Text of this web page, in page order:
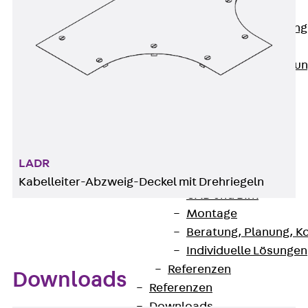
Anwendungsgebiete
Industrieanlagen
Bodengeführte
Zurück Services
CAD und BIM
Montage
Beratung, Planung,
Individuelle Lösungen
Referenzen
Referenzen
LADR
Kabelleiter-Abzweig-Deckel mit Drehriegeln
Downloads